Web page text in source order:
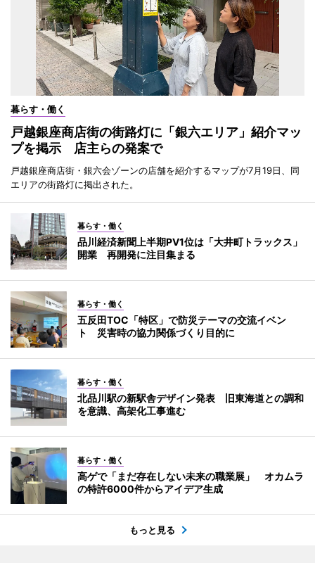
暮らす・働く
戸越銀座商店街の街路灯に「銀六エリア」紹介マッ
プを掲示 店主らの発案で
戸越銀座商店街・銀六会ゾーンの店舗を紹介するマップが7月19日、同
エリアの街路灯に掲出された。
暮らす・働く
品川経済新聞上半期PV1位は「大井町トラックス」
開業 再開発に注目集まる
暮らす・働く
五反田TOC「特区」で防災テーマの交流イベン
ト 災害時の協力関係づくり目的に
暮らす・働く
北品川駅の新駅舎デザイン発表 旧東海道との調和
を意識、高架化工事進む
暮らす・働く
高ゲで「まだ存在しない未来の職業展」 オカムラ
の特許6000件からアイデア生成
もっと見る